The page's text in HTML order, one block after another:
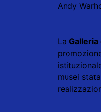
Andy
La Galleria
musei